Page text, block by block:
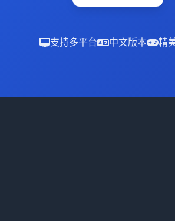
支持多平台 中文版本 精